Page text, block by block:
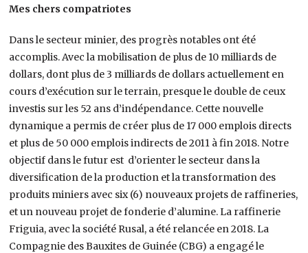
Mes chers compatriotes
Dans le secteur minier, des progrès notables ont été
accomplis. Avec la mobilisation de plus de 10 milliards de
dollars, dont plus de 3 milliards de dollars actuellement en
cours d’exécution sur le terrain, presque le double de ceux
investis sur les 52 ans d’indépendance. Cette nouvelle
dynamique a permis de créer plus de 17 000 emplois directs
et plus de 50 000 emplois indirects de 2011 à fin 2018. Notre
objectif dans le futur est d’orienter le secteur dans la
diversification de la production et la transformation des
produits miniers avec six (6) nouveaux projets de raffineries,
et un nouveau projet de fonderie d’alumine. La raffinerie
Friguia, avec la société Rusal, a été relancée en 2018. La
Compagnie des Bauxites de Guinée (CBG) a engagé le